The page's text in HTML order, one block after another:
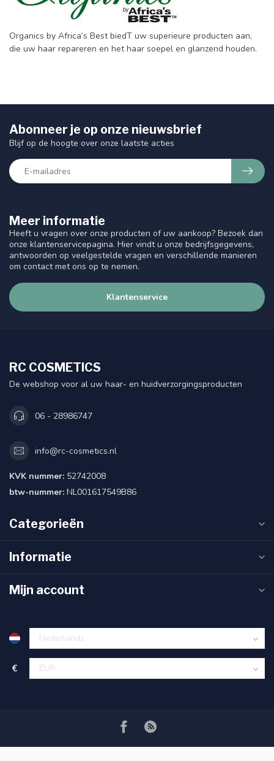
Organics by Africa’s Best biedT uw superieure producten aan,
die uw haar repareren en het haar soepel en glanzend houden.
Meer informatie
Heeft u vragen over onze producten of uw aankoop? Bezoek dan
onze klantenservicepagina. Hier vindt u onze bedrijfsgegevens,
antwoorden op veelgestelde vragen en verschillende manieren
om contact met ons op te nemen.
Klantenservice
Abonneer je op onze nieuwsbrief
Blijf op de hoogte over onze laatste acties
RC COSMETICS
De webshop voor al uw haar- en huidverzorgingsproducten
06 - 28986747
info@rc-cosmetics.nl
KVK nummer: 52742008
btw-nummer: NL001617549B86
Categorieën
Informatie
Mijn account
€